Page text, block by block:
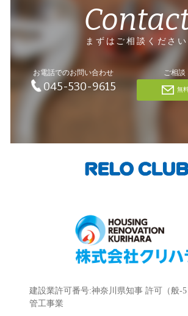
まずはご相談ください
お電話でのお問い合わせ
045-530-9615
ご相
無
建設業許可番号:神奈川県知事 許可（般-5
管工事業